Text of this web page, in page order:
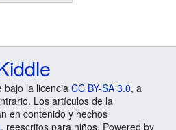
bajo la licencia CC BY-SA 3.0, a
Los artículos de la
en contenido y hechos
, reescritos para niños. Powered by